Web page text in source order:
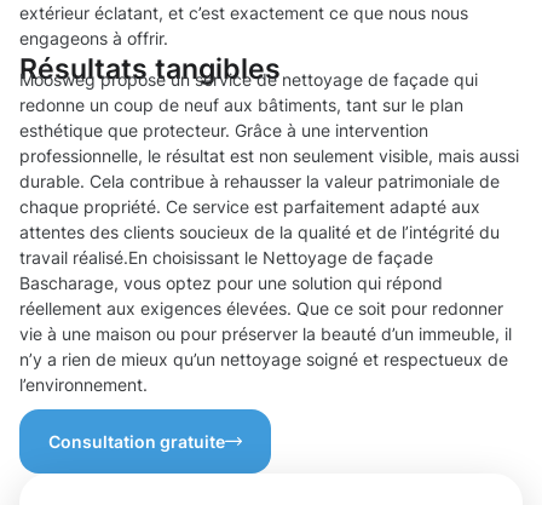
extérieur éclatant, et c’est exactement ce que nous nous
engageons à offrir.
Résultats tangibles
Moosweg propose un service de nettoyage de façade qui
redonne un coup de neuf aux bâtiments, tant sur le plan
esthétique que protecteur. Grâce à une intervention
professionnelle, le résultat est non seulement visible, mais aussi
durable. Cela contribue à rehausser la valeur patrimoniale de
chaque propriété. Ce service est parfaitement adapté aux
attentes des clients soucieux de la qualité et de l’intégrité du
travail réalisé.En choisissant le Nettoyage de façade
Bascharage, vous optez pour une solution qui répond
réellement aux exigences élevées. Que ce soit pour redonner
vie à une maison ou pour préserver la beauté d’un immeuble, il
n’y a rien de mieux qu’un nettoyage soigné et respectueux de
l’environnement.
Consultation gratuite